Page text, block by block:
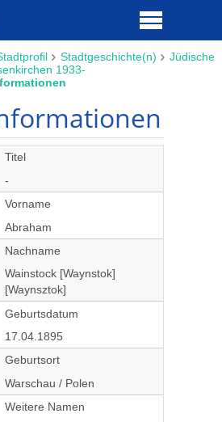
Stadtgeschichte(n)
Jüdische
1933-
Titel
-
Vorname
Abraham
Nachname
Wainstock [Waynstok]
[Waynsztok]
Geburtsdatum
17.04.1895
Geburtsort
Warschau / Polen
Weitere Namen